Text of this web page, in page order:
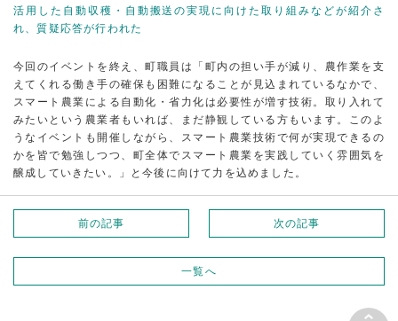
活用した自動収穫・自動搬送の実現に向けた取り組みなどが紹介さ
れ、質疑応答が行われた
今回のイベントを終え、町職員は「町内の担い手が減り、農作業を支
えてくれる働き手の確保も困難になることが見込まれているなかで、
スマート農業による自動化・省力化は必要性が増す技術。取り入れて
みたいという農業者もいれば、まだ静観している方もいます。このよ
うなイベントも開催しながら、スマート農業技術で何が実現できるの
かを皆で勉強しつつ、町全体でスマート農業を実践していく雰囲気を
醸成していきたい。」と今後に向けて力を込めました。
前の記事 次の記事
一覧へ